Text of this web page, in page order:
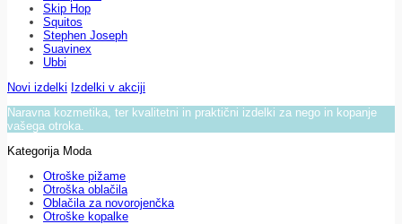
Skip Hop
Squitos
Stephen Joseph
Suavinex
Ubbi
Novi izdelki Izdelki v akciji
Naravna kozmetika, ter kvalitetni in praktični izdelki za nego in kopanje
vašega otroka.
Kategorija Moda
Otroške pižame
Otroška oblačila
Oblačila za novorojenčka
Otroške kopalke